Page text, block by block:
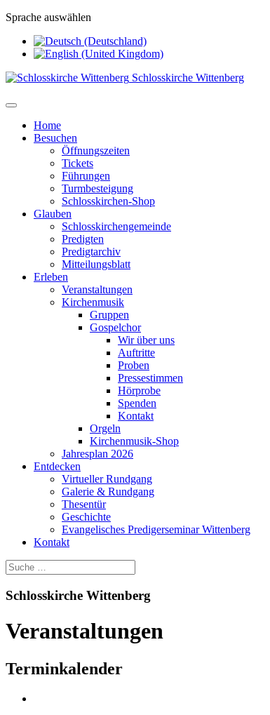
Sprache auswählen
Schlosskirche Wittenberg
Home
Besuchen
Öffnungszeiten
Tickets
Führungen
Turmbesteigung
Schlosskirchen-Shop
Glauben
Schlosskirchengemeinde
Predigten
Predigtarchiv
Mitteilungsblatt
Erleben
Veranstaltungen
Kirchenmusik
Gruppen
Gospelchor
Wir über uns
Auftritte
Proben
Pressestimmen
Hörprobe
Spenden
Kontakt
Orgeln
Kirchenmusik-Shop
Jahresplan 2026
Entdecken
Virtueller Rundgang
Galerie & Rundgang
Thesentür
Geschichte
Evangelisches Predigerseminar Wittenberg
Kontakt
Schlosskirche Wittenberg
Veranstaltungen
Terminkalender